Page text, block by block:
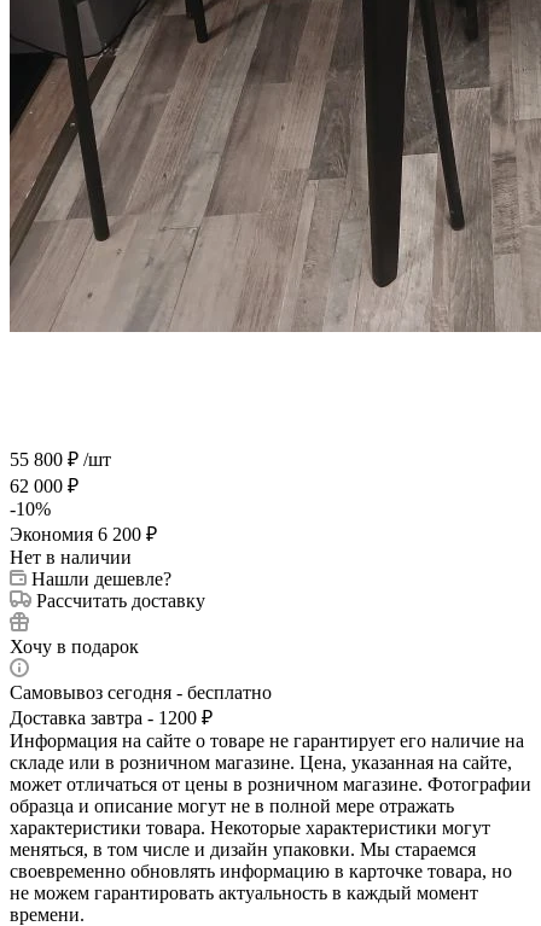
55 800 ₽ /шт
62 000 ₽
-10%
Экономия 6 200 ₽
Нет в наличии
Нашли дешевле?
Рассчитать доставку
Хочу в подарок
Самовывоз сегодня - бесплатно
Доставка завтра - 1200 ₽
Информация на сайте о товаре не гарантирует его наличие на
складе или в розничном магазине. Цена, указанная на сайте,
может отличаться от цены в розничном магазине. Фотографии
образца и описание могут не в полной мере отражать
характеристики товара. Некоторые характеристики могут
меняться, в том числе и дизайн упаковки. Мы стараемся
своевременно обновлять информацию в карточке товара, но
не можем гарантировать актуальность в каждый момент
времени.